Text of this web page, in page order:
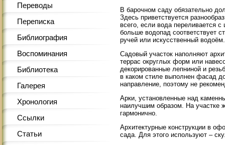
Переводы
Переписка
Библиография
Воспоминания
Библиотека
Галерея
Хронология
Ссылки
Статьи
В барочном саду обязательно
Здесь приветствуется
всего, если вода переливается
больше водопад соответствует
ручей или искусственный водоём.
Садовый участок наполняют
террас округлых форм или
декорированные лепниной и
в каком стиле выполнен фасад
направление, поэтому не
Арки, установленные над
наилучшим образом. На участке
гармонично.
Архитектурные конструкции в
сада. Для этого используют –